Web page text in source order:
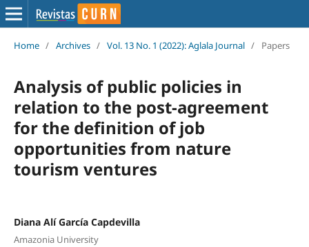
Home / Archives / Vol. 13 No. 1 (2022): Aglala Journal / Papers
Analysis of public policies in
relation to the post-agreement
for the definition of job
opportunities from nature
tourism ventures
Diana Alí García Capdevilla
Amazonia University